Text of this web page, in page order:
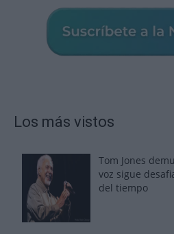
Los más vistos
Tom Jones
voz sigue
del tiempo